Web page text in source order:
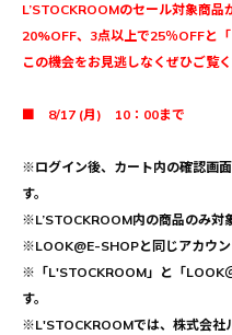
L’STOCKROOMのセール対象商
20%OFF、3点以上で25％OFFと
この機会をお見逃しなくぜひご覧く
■ 8/17 (月) 10：00まで
※ログイン後、カート内の確認画
す。
※L’STOCKROOM内の商品のみ対
※LOOK@E-SHOPと同じアカウン
※「L'STOCKROOM」と「LOOK
す。
※L'STOCKROOMでは、株式会社